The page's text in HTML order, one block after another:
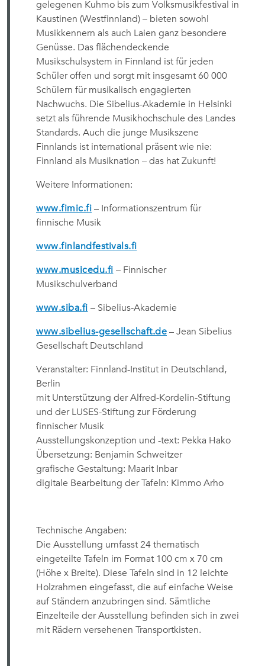
gelegenen Kuhmo bis zum Volksmusikfestival in
Kaustinen (Westfinnland) – bieten sowohl
Musikkennern als auch Laien ganz besondere
Genüsse. Das flächendeckende
Musikschulsystem in Finnland ist für jeden
Schüler offen und sorgt mit insgesamt 60 000
Schülern für musikalisch engagierten
Nachwuchs. Die Sibelius-Akademie in Helsinki
setzt als führende Musikhochschule des Landes
Standards. Auch die junge Musikszene
Finnlands ist international präsent wie nie:
Finnland als Musiknation – das hat Zukunft!
Weitere Informationen:
www.fimic.fi – Informationszentrum für
finnische Musik
www.finlandfestivals.fi
www.musicedu.fi – Finnischer
Musikschulverband
www.siba.fi – Sibelius-Akademie
www.sibelius-gesellschaft.de – Jean Sibelius
Gesellschaft Deutschland
Veranstalter: Finnland-Institut in Deutschland,
Berlin
mit Unterstützung der Alfred-Kordelin-Stiftung
und der LUSES-Stiftung zur Förderung
finnischer Musik
Ausstellungskonzeption und -text: Pekka Hako
Übersetzung: Benjamin Schweitzer
grafische Gestaltung: Maarit Inbar
digitale Bearbeitung der Tafeln: Kimmo Arho
Technische Angaben:
Die Ausstellung umfasst 24 thematisch
eingeteilte Tafeln im Format 100 cm x 70 cm
(Höhe x Breite). Diese Tafeln sind in 12 leichte
Holzrahmen eingefasst, die auf einfache Weise
auf Ständern anzubringen sind. Sämtliche
Einzelteile der Ausstellung befinden sich in zwei
mit Rädern versehenen Transportkisten.